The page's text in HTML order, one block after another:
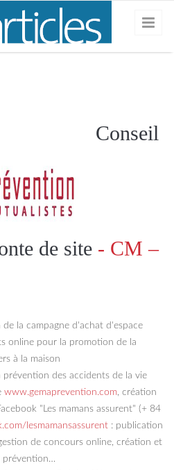
Conseil
de site - CM –
la campagne d'achat d'espace
online pour la promotion de la
à la maison
prévention des accidents de la vie
www.gemaprevention.com, création
"Les mamans assurent" (+ 84
lesmamansassurent : publication
de concours online, création et
prévention…